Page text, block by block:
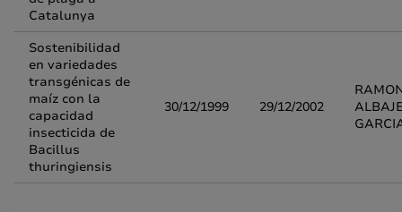
Catalunya
Sostenibilidad
en variedades
transgénicas de
maíz con la
capacidad
insecticida de
Bacillus
thuringiensis
30/12/1999 29/12/2002